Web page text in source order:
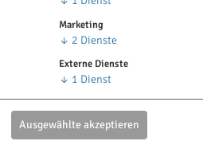
Volle Leistung nach drei Jahren
Beitrag berechnen
Marketing
↓ 2 Dienste
Externe Dienste
↓ 1 Dienst
Ausgewählte akzeptieren